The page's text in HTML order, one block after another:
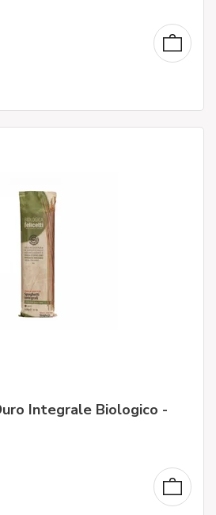
Integrale Biologico -